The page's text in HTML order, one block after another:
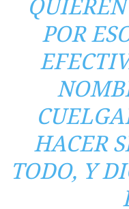
POR
HACER
TODO, Y